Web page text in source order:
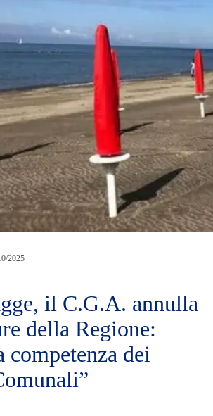
2025
il C.G.A. annulla
della Regione:
competenza dei